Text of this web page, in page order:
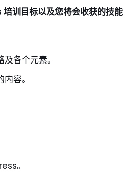
培训目标以及您将会收获的技能
各个元素。
容。
。